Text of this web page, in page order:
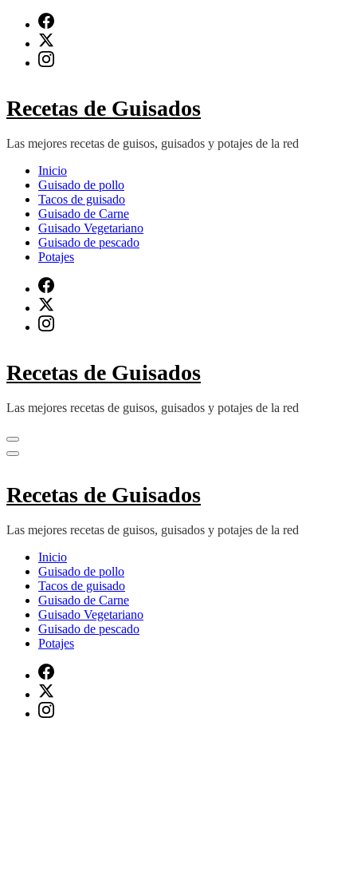
contenido
(presiona
Recetas de Guisados
Las mejores recetas de guisos, guisados y potajes de la red
Inicio
Guisado de pollo
Tacos de guisado
Guisado de Carne
Guisado Vegetariano
Guisado de pescado
Potajes
Recetas de Guisados
Las mejores recetas de guisos, guisados y potajes de la red
Recetas de Guisados
Las mejores recetas de guisos, guisados y potajes de la red
Inicio
Guisado de pollo
Tacos de guisado
Guisado de Carne
Guisado Vegetariano
Guisado de pescado
Potajes